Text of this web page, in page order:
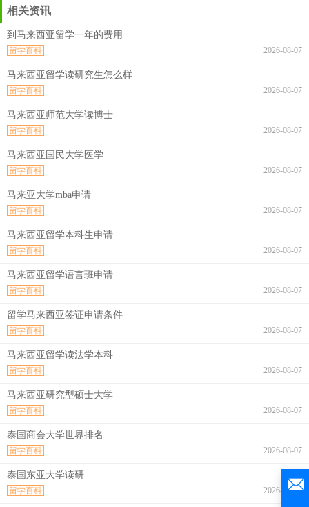
相关资讯
到马来西亚留学一年的费用
2026-08-07
留学百科
马来西亚留学读研究生怎么样
2026-08-07
留学百科
马来西亚师范大学读博士
2026-08-07
留学百科
马来西亚国民大学医学
2026-08-07
留学百科
马来亚大学mba申请
2026-08-07
留学百科
马来西亚留学本科生申请
2026-08-07
留学百科
马来西亚留学语言班申请
2026-08-07
留学百科
留学马来西亚签证申请条件
2026-08-07
留学百科
马来西亚留学读法学本科
2026-08-07
留学百科
马来西亚研究型硕士大学
2026-08-07
留学百科
泰国商会大学世界排名
2026-08-07
留学百科
泰国东亚大学读研
2026-08-07
留学百科